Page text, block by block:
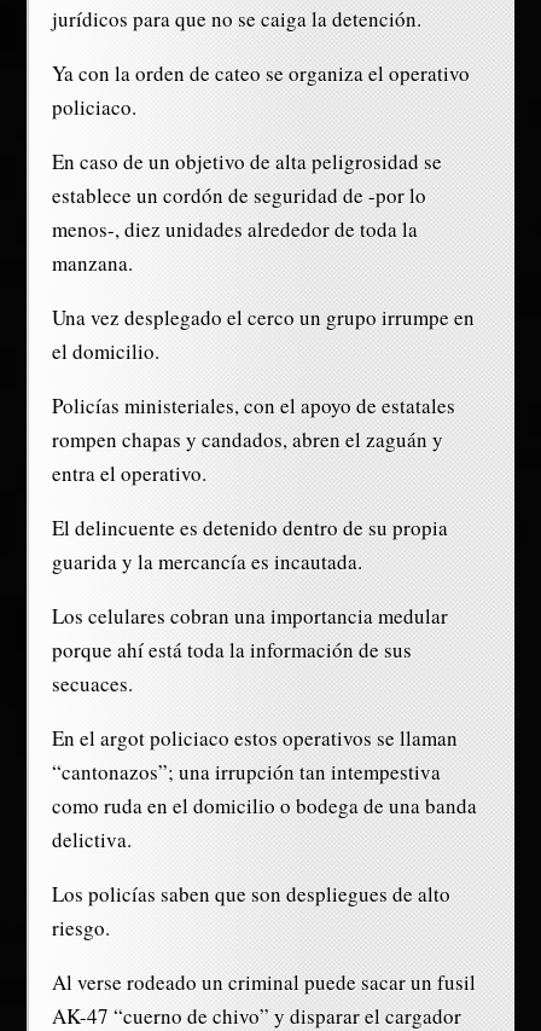
jurídicos para que no se caiga la detención.
Ya con la orden de cateo se organiza el operativo
policiaco.
En caso de un objetivo de alta peligrosidad se
establece un cordón de seguridad de -por lo
menos-, diez unidades alrededor de toda la
manzana.
Una vez desplegado el cerco un grupo irrumpe en
el domicilio.
Policías ministeriales, con el apoyo de estatales
rompen chapas y candados, abren el zaguán y
entra el operativo.
El delincuente es detenido dentro de su propia
guarida y la mercancía es incautada.
Los celulares cobran una importancia medular
porque ahí está toda la información de sus
secuaces.
En el argot policiaco estos operativos se llaman
“cantonazos”; una irrupción tan intempestiva
como ruda en el domicilio o bodega de una banda
delictiva.
Los policías saben que son despliegues de alto
riesgo.
Al verse rodeado un criminal puede sacar un fusil
AK-47 “cuerno de chivo” y disparar el cargador